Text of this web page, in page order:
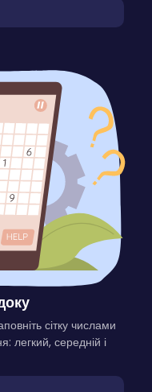
сітку числами
легкий, середній і